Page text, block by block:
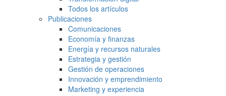
Todos los artículos
Publicaciones
Comunicaciones
Economía y finanzas
Energía y recursos naturales
Estrategia y gestión
Gestión de operaciones
Innovación y emprendimiento
Marketing y experiencia